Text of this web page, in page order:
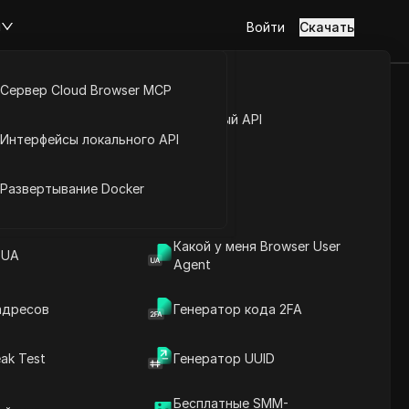
Открытый API
Какой у меня Browser User
Agent
Генератор кода 2FA
Test Генератор UUID
Бесплатные SMM-
Сервер Cloud Browser MCP
Интерфейсы локального API
Развертывание Docker
Войти Скачать
в 2026
Открыть в ChatGPT
Задайте вопросы об этой странице
Открыть в Claude
Copy Link